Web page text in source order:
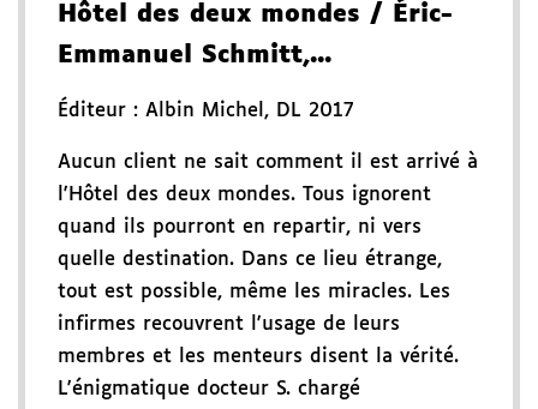
Hôtel des deux mondes / Éric-
Emmanuel Schmitt,...
Éditeur : Albin Michel , DL 2017
Aucun client ne sait comment il est arrivé à
l'Hôtel des deux mondes. Tous ignorent
quand ils pourront en repartir, ni vers
quelle destination. Dans ce lieu étrange,
tout est possible, même les miracles. Les
infirmes recouvrent l'usage de leurs
membres et les menteurs disent la vérité.
L'énigmatique docteur S. chargé